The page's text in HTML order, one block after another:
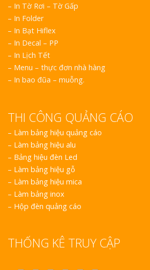
– In Tờ Rơi – Tờ Gấp
– In Folder
– In Bạt Hiflex
– In Decal – PP
– In Lịch Tết
– Menu – thực đơn nhà hàng
– In bao đũa – muỗng.
THI CÔNG QUẢNG CÁO
– Làm bảng hiệu quảng cáo
– Làm bảng hiệu alu
– Bảng hiệu đèn Led
– Làm bảng hiệu gỗ
– Làm bảng hiệu mica
– Làm bảng inox
– Hộp đèn quảng cáo
THỐNG KÊ TRUY CẬP